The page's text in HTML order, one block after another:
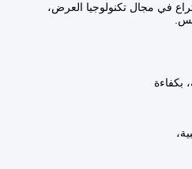
في مجال تكنولوجيا العرض،
بكفاءة